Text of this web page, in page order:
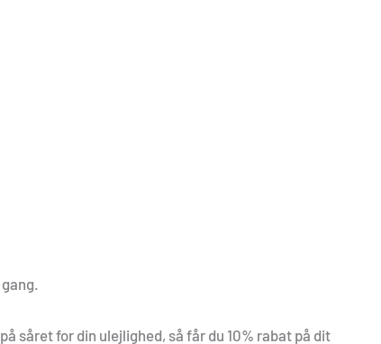
såret for din ulejlighed, så får du 10% rabat på dit